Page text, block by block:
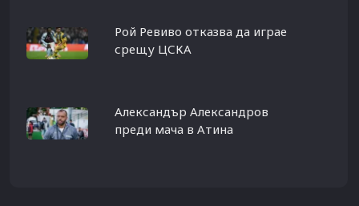
Рой Ревиво отказва да играе
срещу ЦСКА
Александър Александров
преди мача в Атина